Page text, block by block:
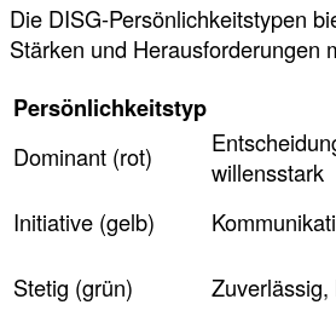
Die DISG-Persönlichkeitstypen
Stärken und Herausforderungen
Persönlichkeitstyp
Dominant (rot)
willensstark
Initiative (gelb)
Stetig (grün)